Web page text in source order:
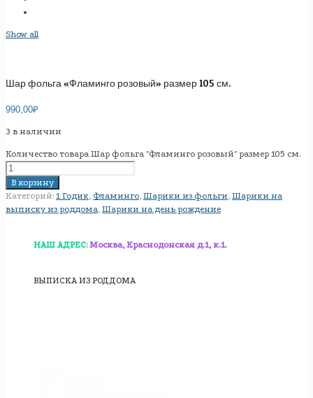
Show all
Шар фольга «Фламинго розовый» размер 105 см.
990,00₽
3 в наличии
Количество товара Шар фольга "Фламинго розовый" размер 105 см.
В корзину
Категорий: 1 Годик, Фламинго, Шарики из фольги, Шарики на
выписку из роддома, Шарики на день рождение
НАШ АДРЕС: Москва, Краснодонская д.1, к.1.
ВЫПИСКА ИЗ РОДДОМА